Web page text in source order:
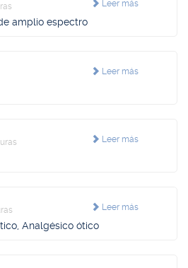
Leer más
amplio espectro
Leer más
Leer más
Leer más
Analgésico ótico